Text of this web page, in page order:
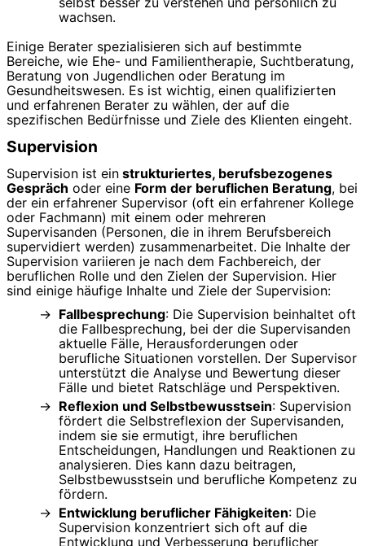
wachsen.
Einige Berater spezialisieren sich auf bestimmte
Bereiche, wie Ehe- und Familientherapie, Suchtberatung,
Beratung von Jugendlichen oder Beratung im
Gesundheitswesen. Es ist wichtig, einen qualifizierten
und erfahrenen Berater zu wählen, der auf die
spezifischen Bedürfnisse und Ziele des Klienten eingeht.
Supervision
Supervision ist ein strukturiertes, berufsbezogenes
Gespräch oder eine Form der beruflichen Beratung, bei
der ein erfahrener Supervisor (oft ein erfahrener Kollege
oder Fachmann) mit einem oder mehreren
Supervisanden (Personen, die in ihrem Berufsbereich
supervidiert werden) zusammenarbeitet. Die Inhalte der
Supervision variieren je nach dem Fachbereich, der
beruflichen Rolle und den Zielen der Supervision. Hier
sind einige häufige Inhalte und Ziele der Supervision:
Fallbesprechung: Die Supervision beinhaltet oft
die Fallbesprechung, bei der die Supervisanden
aktuelle Fälle, Herausforderungen oder
berufliche Situationen vorstellen. Der Supervisor
unterstützt die Analyse und Bewertung dieser
Fälle und bietet Ratschläge und Perspektiven.
Reflexion und Selbstbewusstsein: Supervision
fördert die Selbstreflexion der Supervisanden,
indem sie sie ermutigt, ihre beruflichen
Entscheidungen, Handlungen und Reaktionen zu
analysieren. Dies kann dazu beitragen,
Selbstbewusstsein und berufliche Kompetenz zu
fördern.
Entwicklung beruflicher Fähigkeiten: Die
Supervision konzentriert sich oft auf die
Entwicklung und Verbesserung beruflicher